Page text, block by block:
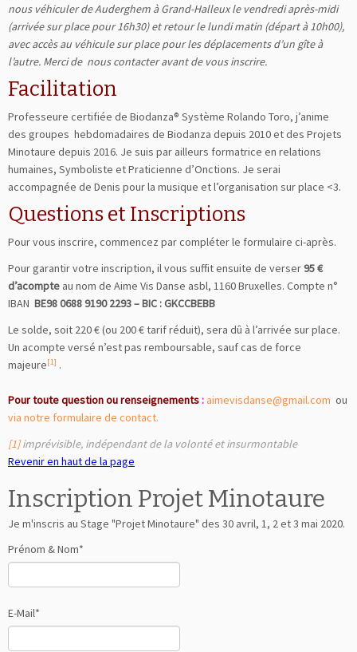
nous véhiculer de Auderghem à Grand-Halleux le vendredi après-midi
(arrivée sur place pour 16h30) et retour le lundi matin (départ à 10h00),
avec accès au véhicule sur place pour les déplacements d’un gîte à
l’autre. Merci de nous contacter avant de vous inscrire.
Facilitation
Professeure certifiée de Biodanza® Système Rolando Toro, j’anime
des groupes hebdomadaires de Biodanza depuis 2010 et des Projets
Minotaure depuis 2016. Je suis par ailleurs formatrice en relations
humaines, Symboliste et Praticienne d’Onctions. Je serai
accompagnée de Denis pour la musique et l’organisation sur place <3.
Questions et Inscriptions
Pour vous inscrire, commencez par compléter le formulaire ci-après.
Pour garantir votre inscription, il vous suffit ensuite de verser 95 €
d’acompte au nom de Aime Vis Danse asbl, 1160 Bruxelles. Compte n°
IBAN BE98 0688 9190 2293 – BIC : GKCCBEBB
Le solde, soit 220 € (ou 200 € tarif réduit), sera dû à l’arrivée sur place.
Un acompte versé n’est pas remboursable, sauf cas de force
majeure[1] .
Pour toute question ou renseignements: aimevisdanse@gmail.com ou
via notre formulaire de contact.
[1]imprévisible, indépendant de la volonté et insurmontable
Revenir en haut de la page
Inscription Projet Minotaure
Je m'inscris au Stage "Projet Minotaure" des 30 avril, 1, 2 et 3 mai 2020.
Prénom & Nom*
E-Mail*